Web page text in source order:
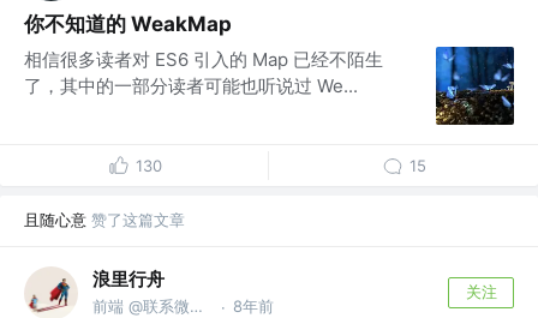
你不知道的 WeakMap
相信很多读者对 ES6 引入的 Map 已经不陌生
了，其中的一部分读者可能也听说过 We...
130 15
且随心意 赞了这篇文章
浪里行舟
前端 @联系微信frontJS · 8年前
关注